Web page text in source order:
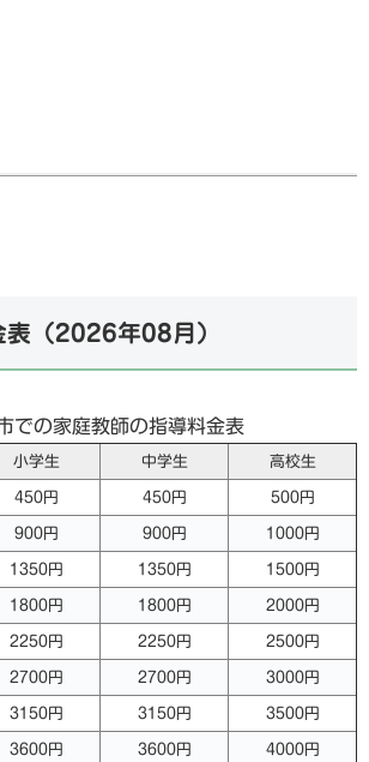
表（2026年08月）
での家庭教師の指導料金表
小学生 中学生 高校生
450円 450円 500円
900円 900円 1000円
1350円 1350円 1500円
1800円 1800円 2000円
2250円 2250円 2500円
2700円 2700円 3000円
3150円 3150円 3500円
3600円 3600円 4000円